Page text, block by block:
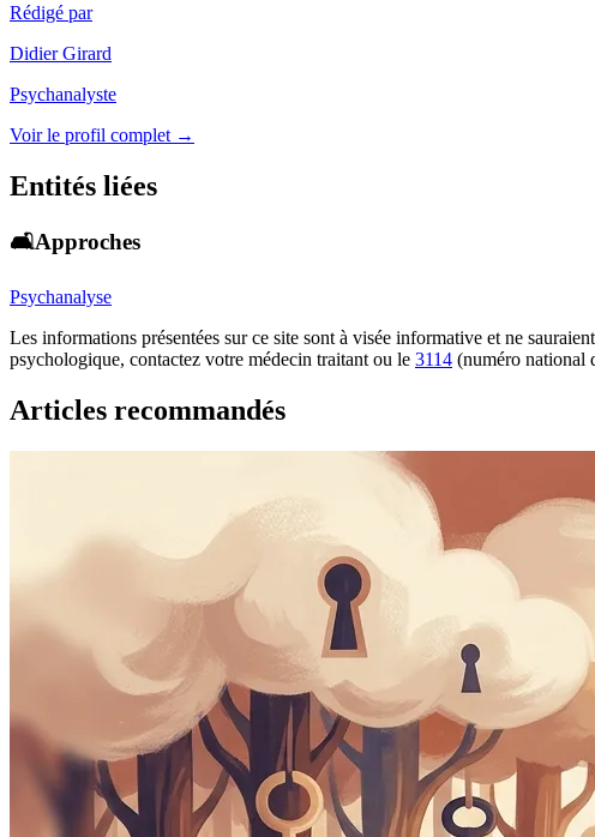
Rédigé par
Didier Girard
Psychanalyste
Voir le profil complet →
Entités liées
🛋️Approches
Psychanalyse
Les informations présentées sur ce site sont à visée informative et ne
psychologique, contactez votre médecin traitant ou le 3114 (numéro national
Articles recommandés